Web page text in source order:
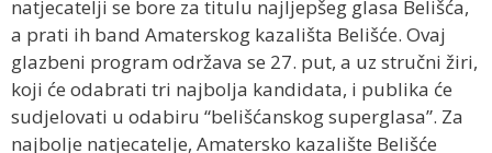
natjecatelji se bore za titulu najljepšeg glasa Belišća,
a prati ih band Amaterskog kazališta Belišće. Ovaj
glazbeni program održava se 27. put, a uz stručni žiri,
koji će odabrati tri najbolja kandidata, i publika će
sudjelovati u odabiru “belišćanskog superglasa”. Za
najbolje natjecatelje, Amatersko kazalište Belišće